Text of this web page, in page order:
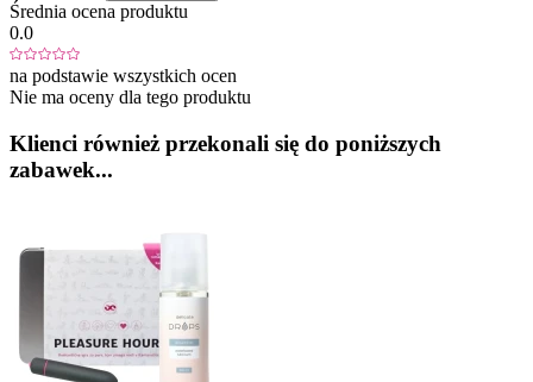
Średnia ocena produktu
0.0
na podstawie wszystkich ocen
Nie ma oceny dla tego produktu
Klienci również przekonali się do poniższych
zabawek...